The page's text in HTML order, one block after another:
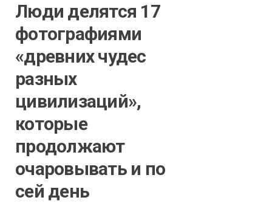
Люди делятся 17
фотографиями
«древних чудес
разных
цивилизаций»,
которые
продолжают
очаровывать и по
сей день